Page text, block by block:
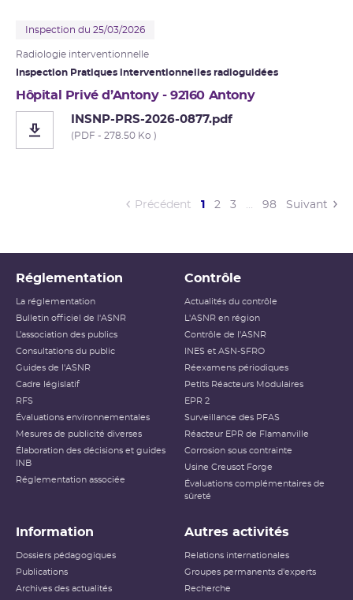
Inspection du 25/03/2026
Radiologie interventionnelle
Inspection Pratiques interventionnelles radioguidées
Hôpital Privé d’Antony - 92160 Antony
INSNP-PRS-2026-0877.pdf
(PDF - 278.50 Ko )
Précédent 1 (current)
2 3 … 98 Suivant
Réglementation
La réglementation
Bulletin officiel de l'ASNR
L’association des publics
Consultations du public
Guides de l'ASNR
Cadre législatif
RFS
Évaluations environnementales
Mesures de publicité diverses
Élaboration des décisions et guides
INB
Réglementation associée
Contrôle
Actualités du contrôle
L'ASNR en région
Contrôle de l'ASNR
INES et ASN-SFRO
Réexamens périodiques
Petits Réacteurs Modulaires
EPR 2
Surveillance des PFAS
Réacteur EPR de Flamanville
Corrosion sous contrainte
Usine Creusot Forge
Évaluations complémentaires de
sûreté
Information
Dossiers pédagogiques
Publications
Archives des actualités
Autres activités
Relations internationales
Groupes permanents d'experts
Recherche